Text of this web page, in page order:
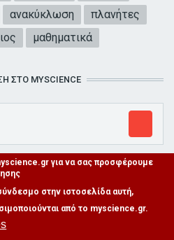
για να σας προσφέρουμε
στην ιστοσελίδα αυτή,
από το myscience.gr.
ανακύκλωση
πλανήτες
μαθηματικά
ΣΤΟ MYSCIENCE